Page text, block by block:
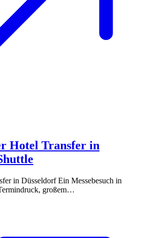
Hotel Transfer in
in Düsseldorf Ein Messebesuch in
großem…